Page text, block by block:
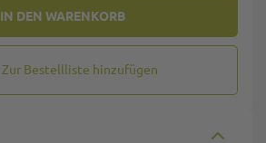
IN DEN WARENKORB
Zur Bestellliste hinzufügen